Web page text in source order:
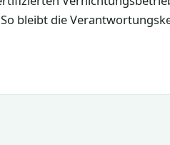
bleibt die